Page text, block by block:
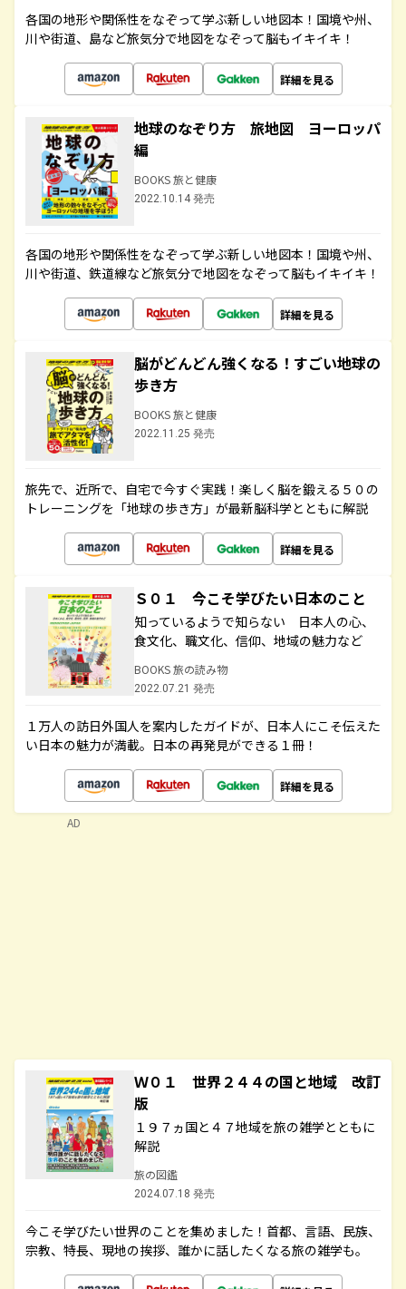
各国の地形や関係性をなぞって学ぶ新しい地図本！国境や州、
川や街道、島など旅気分で地図をなぞって脳もイキイキ！
詳細を見る
地球のなぞり方 旅地図 ヨーロッパ
編
BOOKS 旅と健康
2022.10.14 発売
各国の地形や関係性をなぞって学ぶ新しい地図本！国境や州、
川や街道、鉄道線など旅気分で地図をなぞって脳もイキイキ！
詳細を見る
脳がどんどん強くなる！すごい地球の
歩き方
BOOKS 旅と健康
2022.11.25 発売
旅先で、近所で、自宅で今すぐ実践！楽しく脳を鍛える５０の
トレーニングを「地球の歩き方」が最新脳科学とともに解説
詳細を見る
Ｓ０１ 今こそ学びたい日本のこと
知っているようで知らない 日本人の心、
食文化、職文化、信仰、地域の魅力など
BOOKS 旅の読み物
2022.07.21 発売
１万人の訪日外国人を案内したガイドが、日本人にこそ伝えた
い日本の魅力が満載。日本の再発見ができる１冊！
詳細を見る
Ｗ０１ 世界２４４の国と地域 改訂
版
１９７ヵ国と４７地域を旅の雑学とともに
解説
旅の図鑑
2024.07.18 発売
今こそ学びたい世界のことを集めました！首都、言語、民族、
宗教、特長、現地の挨拶、誰かに話したくなる旅の雑学も。
AD